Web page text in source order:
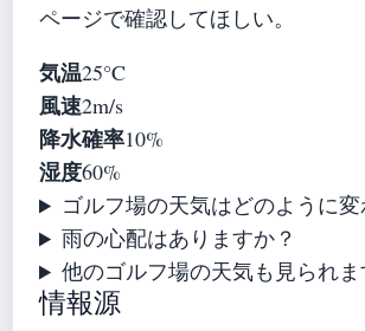
ページで確認してほしい。
気温25°C
風速2m/s
降水確率10%
湿度60%
ゴルフ場の天気はどのように変
雨の心配はありますか？
他のゴルフ場の天気も見られま
情報源